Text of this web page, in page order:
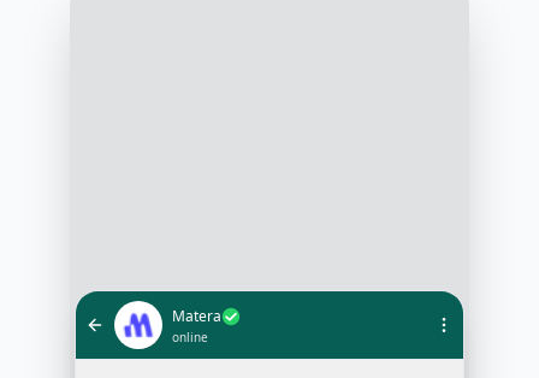
Matera
online